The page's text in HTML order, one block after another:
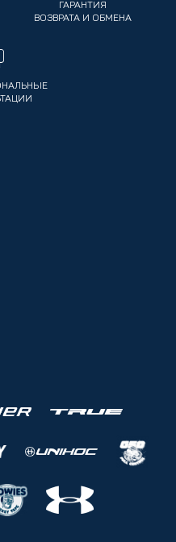
ГАРАНТИЯ
ВОЗВРАТА И ОБМЕНА